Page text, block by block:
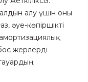
алу үшін оны
әуе-көпіршікті
жерлерді